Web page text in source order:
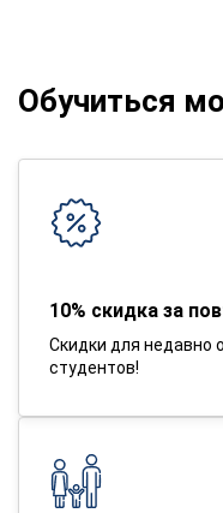
Обучиться
10% скидка за
Скидки для недавно
студентов!